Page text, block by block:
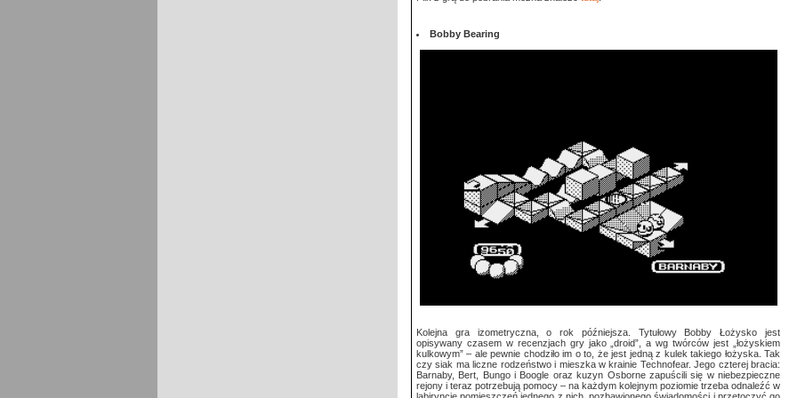
Bobby Bearing
Kolejna gra izometryczna, o rok późniejsza. Tytułowy Bobby Łożysko jest
opisywany czasem w recenzjach gry jako „droid”, a wg twórców jest „łożyskiem
kulkowym” – ale pewnie chodziło im o to, że jest jedną z kulek takiego łożyska. Tak
czy siak ma liczne rodzeństwo i mieszka w krainie Technofear. Jego czterej bracia:
Barnaby, Bert, Bungo i Boogle oraz kuzyn Osborne zapuścili się w niebezpieczne
rejony i teraz potrzebują pomocy – na każdym kolejnym poziomie trzeba odnaleźć w
labiryncie pomieszczeń jednego z nich, pozbawionego świadomości i przetoczyć go